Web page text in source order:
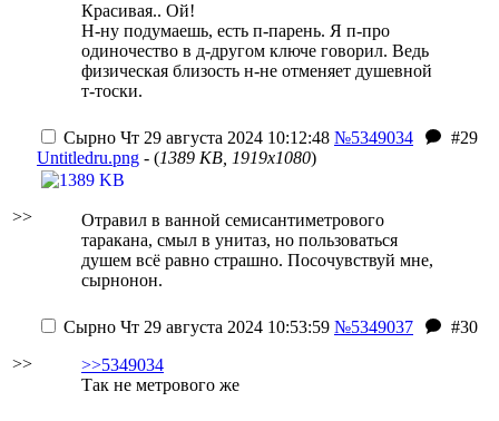
Красивая.. Ой!
Н-ну подумаешь, есть п-парень. Я п-про
одиночество в д-другом ключе говорил. Ведь
физическая близость н-не отменяет душевной
т-тоски.
>>
Сырно Чт 29 августа 2024 10:12:48 №5349034
#29
Untitledru.png - (1389 KB, 1919x1080)
Отравил в ванной семисантиметрового
таракана, смыл в унитаз, но пользоваться
душем всё равно страшно. Посочувствуй мне,
сырнонон.
>>
Сырно Чт 29 августа 2024 10:53:59 №5349037
#30
>>5349034
Так не метрового же